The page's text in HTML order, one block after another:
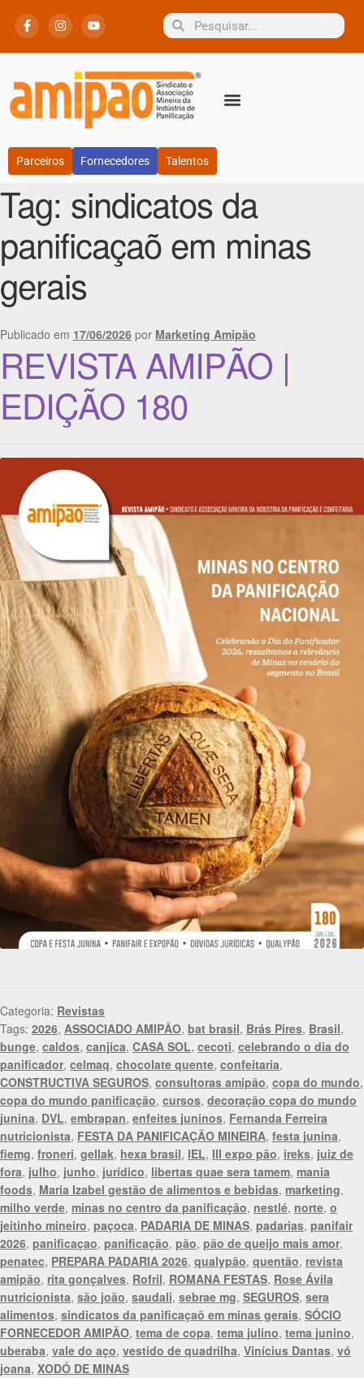
Parceiros Fornecedores Talentos
Tag: sindicatos da
panificaçaõ em minas
gerais
Publicado em 17/06/2026 por Marketing Amipão
REVISTA AMIPÃO |
EDIÇÃO 180
Categoria: Revistas
Tags: 2026, ASSOCIADO AMIPÃO, bat brasil, Brás Pires, Brasil,
bunge, caldos, canjica, CASA SOL, cecoti, celebrando o dia do
panificador, celmaq, chocolate quente, confeitaria,
CONSTRUCTIVA SEGUROS, consultoras amipão, copa do mundo,
copa do mundo panificação, cursos, decoração copa do mundo
junina, DVL, embrapan, enfeites juninos, Fernanda Ferreira
nutricionista, FESTA DA PANIFICAÇÃO MINEIRA, festa junina,
fiemg, froneri, gellak, hexa brasil, IEL, III expo pão, ireks, juiz de
fora, julho, junho, jurídico, libertas quae sera tamem, mania
foods, Maria Izabel gestão de alimentos e bebidas, marketing,
milho verde, minas no centro da panificação, nestlé, norte, o
jeitinho mineiro, paçoca, PADARIA DE MINAS, padarias, panifair
2026, panificaçao, panificação, pão, pão de queijo mais amor,
penatec, PREPARA PADARIA 2026, qualypão, quentão, revista
amipão, rita gonçalves, Rofril, ROMANA FESTAS, Rose Ávila
nutricionista, são joão, saudali, sebrae mg, SEGUROS, sera
alimentos, sindicatos da panificaçaõ em minas gerais, SÓCIO
FORNECEDOR AMIPÃO, tema de copa, tema julino, tema junino,
uberaba, vale do aço, vestido de quadrilha, Vinícius Dantas, vó
joana, XODÓ DE MINAS